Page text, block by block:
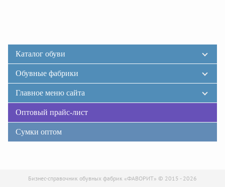
Каталог обуви
Обувные фабрики
Главное меню сайта
Оптовый прайс-лист
Сумки оптом
Бизнес-справочник обувных фабрик «ФАВОРИТ» © 2015 - 2026